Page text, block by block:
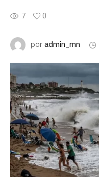
7 0
por admin_mn